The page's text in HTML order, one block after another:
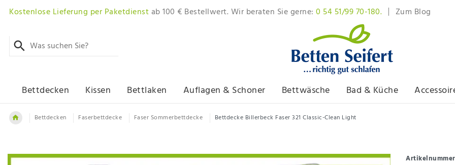
Zum Blog
Kostenlose Lieferung per Paketdienstab 100 € Bestellwert. Wir beraten Sie gerne: 0 54 51/99 70-180.
Bettdecken Kissen Bettlaken Auflagen & Schoner Bettwäsche Bad & Küche
Bettdecken Faserbettdecke Faser Sommerbettdecke Bettdecke Billerbeck Faser 321 Classic-Clean Light
Artikelnummer